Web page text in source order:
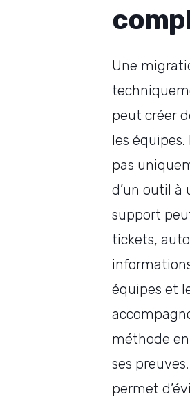
Une
peut créer
les
pas
d’un outil à
support
tickets,
équipes et
méthode
ses
permet